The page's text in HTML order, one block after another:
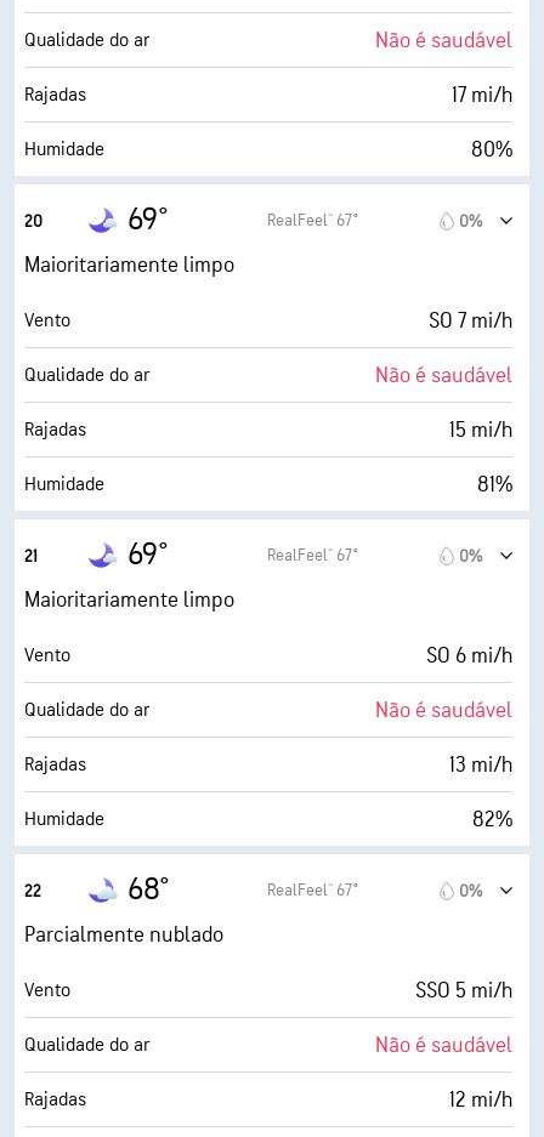
AccuLumen Brightness Index™ 0 (Escuro)
Cobertura de nuvens 4%
Visibilidade 5 milhas
Qualidade do ar Não é saudável
Rajadas 17 mi/h
Humidade 80%
Ponto de orvalho
AccuLumen Brightness Index™
Cobertura de nuvens 3%
Visibilidade 5 milhas
Teto de nuvens 30000 pés
20 69° RealFeel® 67° 0%
Maioritariamente limpo
Vento SO 7 mi/h
Qualidade do ar Não é saudável
Rajadas 15 mi/h
Humidade 81%
Ponto de orvalho
AccuLumen Brightness Index™
Cobertura de nuvens 16%
Visibilidade 5 milhas
Teto de nuvens 30000 pés
21 69° RealFeel® 67° 0%
Maioritariamente limpo
Vento SO 6 mi/h
Qualidade do ar Não é saudável
Rajadas 13 mi/h
Humidade 82%
Ponto de orvalho
AccuLumen Brightness Index™
Cobertura de nuvens 28%
Visibilidade 5 milhas
Teto de nuvens 30000 pés
22 68° RealFeel® 67° 0%
Parcialmente nublado
Vento SSO 5 mi/h
Qualidade do ar Não é saudável
Rajadas 12 mi/h